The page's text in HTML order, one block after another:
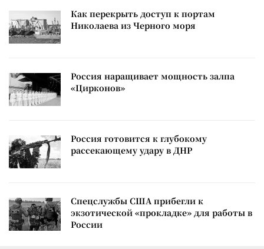
Как перекрыть доступ к портам
Николаева из Черного моря
Россия наращивает мощность залпа
«Цирконов»
Россия готовится к глубокому
рассекающему удару в ДНР
Спецслужбы США прибегли к
экзотической «прокладке» для работы в
России